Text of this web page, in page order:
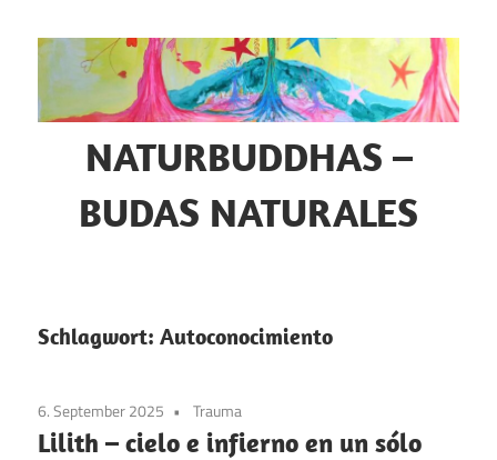
Inhalt
springen
NATURBUDDHAS –
BUDAS NATURALES
–
Schlagwort: Autoconocimiento
6. September 2025 Trauma
Lilith – cielo e infierno en un sólo